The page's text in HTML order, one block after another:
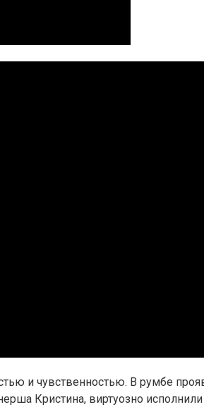
и чувственностью. В румбе
Кристина, виртуозно